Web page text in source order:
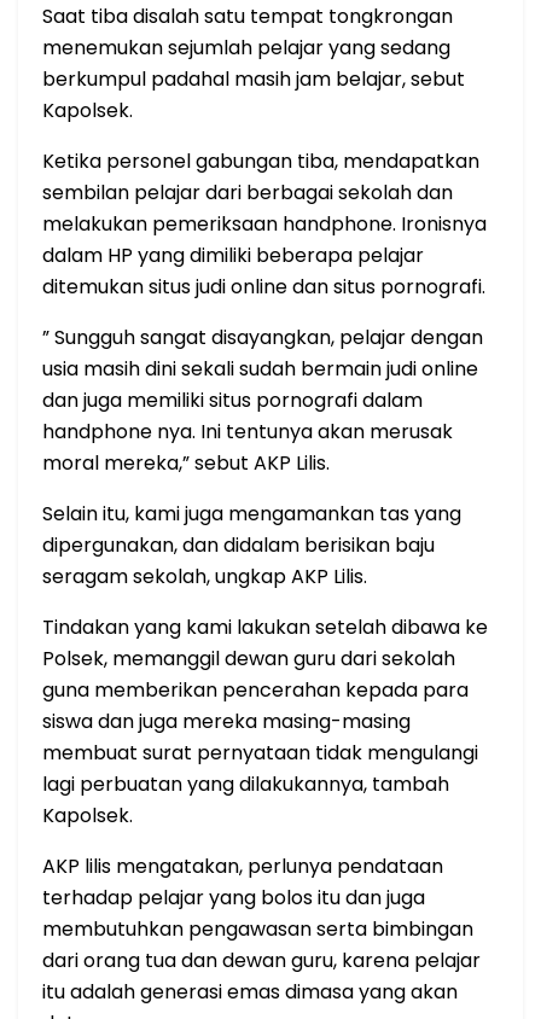
Saat tiba disalah satu tempat tongkrongan
menemukan sejumlah pelajar yang sedang
berkumpul padahal masih jam belajar, sebut
Kapolsek.
Ketika personel gabungan tiba, mendapatkan
sembilan pelajar dari berbagai sekolah dan
melakukan pemeriksaan handphone. Ironisnya
dalam HP yang dimiliki beberapa pelajar
ditemukan situs judi online dan situs pornografi.
” Sungguh sangat disayangkan, pelajar dengan
usia masih dini sekali sudah bermain judi online
dan juga memiliki situs pornografi dalam
handphone nya. Ini tentunya akan merusak
moral mereka,” sebut AKP Lilis.
Selain itu, kami juga mengamankan tas yang
dipergunakan, dan didalam berisikan baju
seragam sekolah, ungkap AKP Lilis.
Tindakan yang kami lakukan setelah dibawa ke
Polsek, memanggil dewan guru dari sekolah
guna memberikan pencerahan kepada para
siswa dan juga mereka masing-masing
membuat surat pernyataan tidak mengulangi
lagi perbuatan yang dilakukannya, tambah
Kapolsek.
AKP lilis mengatakan, perlunya pendataan
terhadap pelajar yang bolos itu dan juga
membutuhkan pengawasan serta bimbingan
dari orang tua dan dewan guru, karena pelajar
itu adalah generasi emas dimasa yang akan